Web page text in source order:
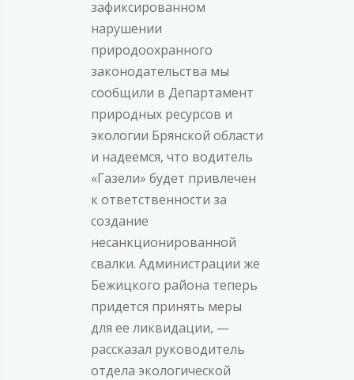
зафиксированном
нарушении
природоохранного
законодательства мы
сообщили в Департамент
природных ресурсов и
экологии Брянской области
и надеемся, что водитель
«Газели» будет привлечен
к ответственности за
создание
несанкционированной
свалки. Администрации же
Бежицкого района теперь
придется принять меры
для ее ликвидации, —
рассказал руководитель
отдела экологической